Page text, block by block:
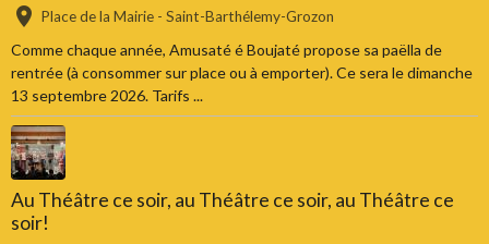
Place de la Mairie - Saint-Barthélemy-Grozon
Comme chaque année, Amusaté é Boujaté propose sa paëlla de
rentrée (à consommer sur place ou à emporter). Ce sera le dimanche
13 septembre 2026. Tarifs ...
Au Théâtre ce soir, au Théâtre ce soir, au Théâtre ce
soir!